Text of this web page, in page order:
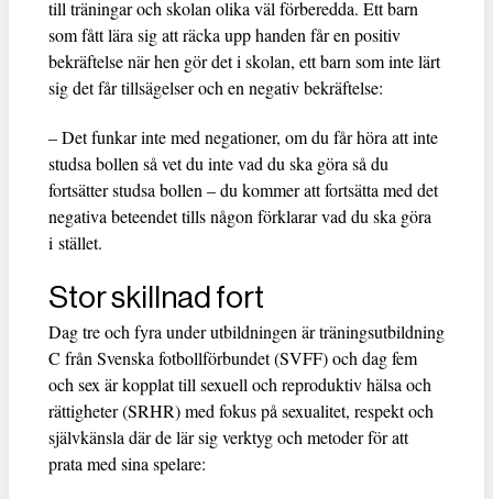
till träningar och skolan olika väl förberedda. Ett barn
som fått lära sig att räcka upp handen får en positiv
bekräftelse när hen gör det i skolan, ett barn som inte lärt
sig det får tillsägelser och en negativ bekräftelse:
– Det funkar inte med negationer, om du får höra att inte
studsa bollen så vet du inte vad du ska göra så du
fortsätter studsa bollen – du kommer att fortsätta med det
negativa beteendet tills någon förklarar vad du ska göra
i stället.
Stor skillnad fort
Dag tre och fyra under utbildningen är träningsutbildning
C från Svenska fotbollförbundet (SVFF) och dag fem
och sex är kopplat till sexuell och reproduktiv hälsa och
rättigheter (SRHR) med fokus på sexualitet, respekt och
självkänsla där de lär sig verktyg och metoder för att
prata med sina spelare: